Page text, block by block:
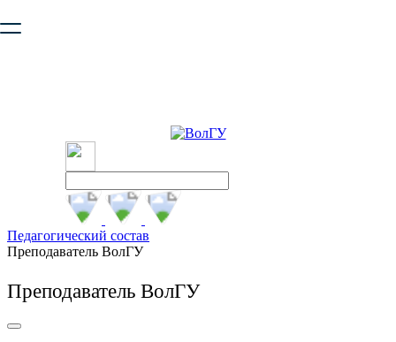
безопасную работу с сайтом. Пожалуйста
Педагогический состав
Преподаватель ВолГУ
Преподаватель ВолГУ